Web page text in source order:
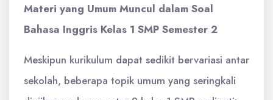
Materi yang Umum Muncul dalam Soal
Bahasa Inggris Kelas 1 SMP Semester 2
Meskipun kurikulum dapat sedikit bervariasi antar
sekolah, beberapa topik umum yang seringkali